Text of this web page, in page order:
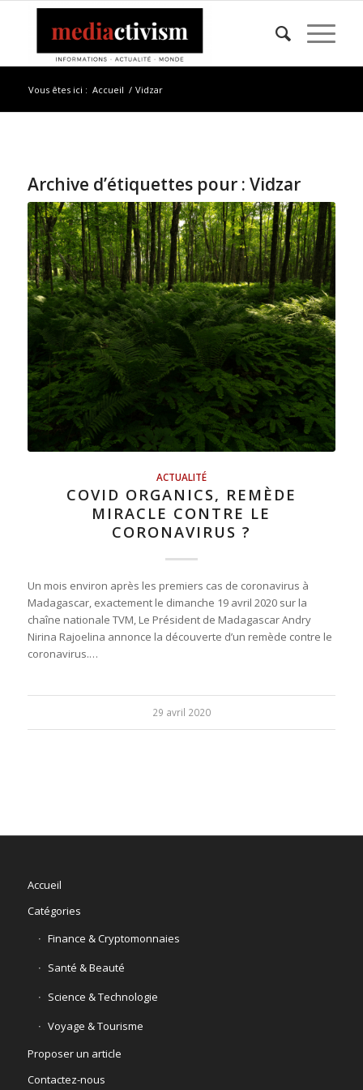
Vous êtes ici : Accueil / Vidzar
Archive d’étiquettes pour : Vidzar
ACTUALITÉ
COVID ORGANICS, REMÈDE
MIRACLE CONTRE LE
CORONAVIRUS ?
Un mois environ après les premiers cas de coronavirus à
Madagascar, exactement le dimanche 19 avril 2020 sur la
chaîne nationale TVM, Le Président de Madagascar Andry
Nirina Rajoelina annonce la découverte d’un remède contre le
coronavirus.…
29 avril 2020
Accueil
Catégories
Finance & Cryptomonnaies
Santé & Beauté
Science & Technologie
Voyage & Tourisme
Proposer un article
Contactez-nous